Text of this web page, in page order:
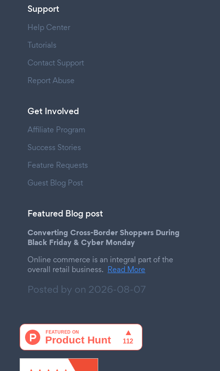
Support
Help Center
Tutorials
Contact Support
Report Abuse
Get Involved
Affiliate Program
Success Stories
Feature Requests
Guest Blog Post
Featured Blog post
Converting Cross-Border Shoppers During
Black Friday & Cyber Monday
Online commerce is an integral part of the
overall retail business. Read More
Posted by on 2026-08-07